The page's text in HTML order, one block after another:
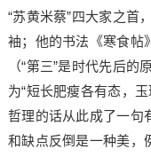
“苏黄米蔡”四大家之首
袖；他的书法《寒食帖
（“第三”是时代先后的
为“短长肥瘦各有态，
哲理的话从此成了一句
和缺点反倒是一种美，